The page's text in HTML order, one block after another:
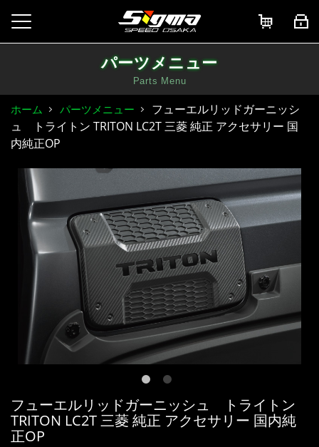
パーツメニュー
Parts Menu
ホーム パーツメニュー
フューエルリッドガーニッシ
ュ トライトン TRITON LC2T 三菱 純正 アクセサリー 国
内純正OP
フューエルリッドガーニッシュ トライトン
TRITON LC2T 三菱 純正 アクセサリー 国内純
正OP